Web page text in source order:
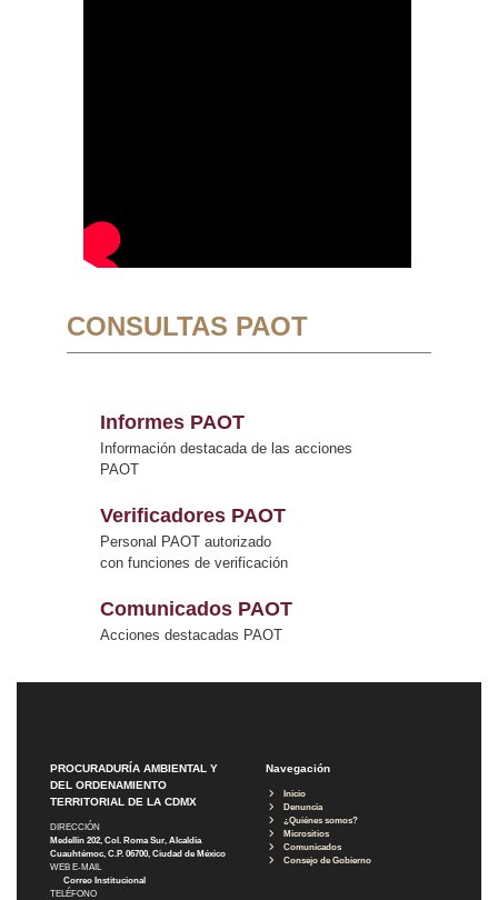
CONSULTAS PAOT
Informes PAOT
Información destacada de las acciones
PAOT
Verificadores PAOT
Personal PAOT autorizado
con funciones de verificación
Comunicados PAOT
Acciones destacadas PAOT
PROCURADURÍA AMBIENTAL Y
DEL ORDENAMIENTO
TERRITORIAL DE LA CDMX
DIRECCIÓN
Medellín 202, Col. Roma Sur, Alcaldía
Cuauhtémoc, C.P. 06700, Ciudad de México
WEB E-MAIL
Correo Institucional
TELÉFONO
Navegación
Inicio
Denuncia
¿Quiénes somos?
Micrositios
Comunicados
Consejo de Gobierno